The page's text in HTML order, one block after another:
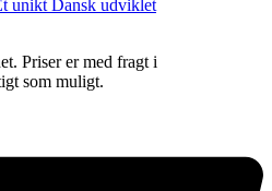
unikt Dansk udviklet
Priser er med fragt i
som muligt.